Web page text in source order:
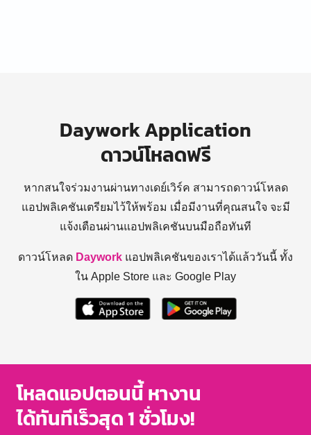
Daywork Application
ดาวน์โหลดฟรี
หากสนใจร่วมงานผ่านทางเดย์เวิร์ค สามารถดาวน์โหลด
แอปพลิเคชันเตรียมไว้ให้พร้อม เมื่อมีงานที่คุณสนใจ จะมี
แจ้งเตือนผ่านแอปพลิเคชันบนมือถือทันที
ดาวน์โหลด Daywork แอปพลิเคชันของเราได้แล้ววันนี้ ทั้ง
ใน Apple Store และ Google Play
โหลดแอปตอนนี้ หางาน
ได้ทันทีเร็วสุด 1 ชั่วโมง!